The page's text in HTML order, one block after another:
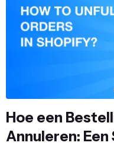
Hoe een
Annuleren: